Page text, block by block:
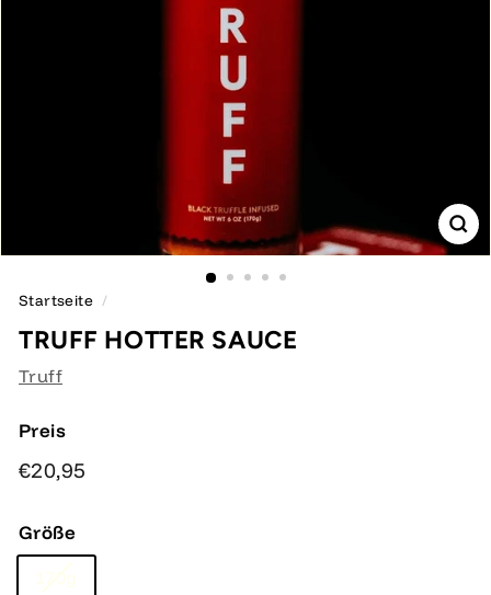
Startseite /
TRUFF HOTTER SAUCE
Truff
Preis
Normaler
€20,95
Größe